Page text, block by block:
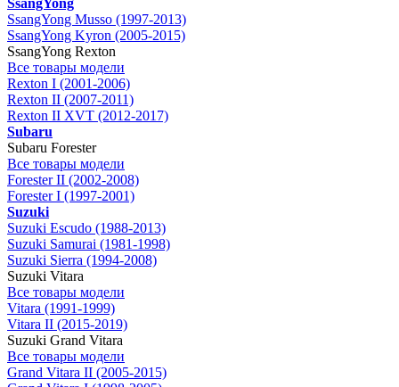
SsangYong
SsangYong Musso (1997-2013)
SsangYong Kyron (2005-2015)
SsangYong Rexton
Все товары модели
Rexton I (2001-2006)
Rexton II (2007-2011)
Rexton II XVT (2012-2017)
Subaru
Subaru Forester
Все товары модели
Forester II (2002-2008)
Forester I (1997-2001)
Suzuki
Suzuki Escudo (1988-2013)
Suzuki Samurai (1981-1998)
Suzuki Sierra (1994-2008)
Suzuki Vitara
Все товары модели
Vitara (1991-1999)
Vitara II (2015-2019)
Suzuki Grand Vitara
Все товары модели
Grand Vitara II (2005-2015)